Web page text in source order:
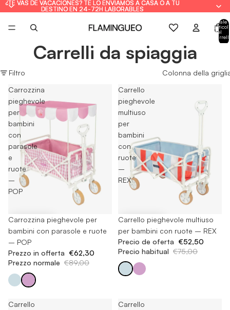
¿TE VAS DE VACACIONES? TE LO ENVIAMOS A CASA O A TU
DESTINO EN 24-72H LABORABLES
¿TE VAS DE VACACIONES? TE LO ENVIAMOS A CASA O A TU
DESTINO EN 24-72H LABORABLES
Totale
articoli
nel
Carrelli da spiaggia
Filtro
Colonna della
Carrozzina
pieghevole
per
bambini
con
parasole
e
ruote
–
POP
-30%
Carrozzina pieghevole per
bambini con parasole e ruote
– POP
Prezzo in offerta €62,30
Prezzo normale €89,00
Carrello
pieghevole
multiuso
per
bambini
con
ruote
–
REX
-30%
Carrello pieghevole multiuso
per bambini con ruote – REX
Precio de oferta €52,50
Precio habitual €75,00
Carrello
Carrello